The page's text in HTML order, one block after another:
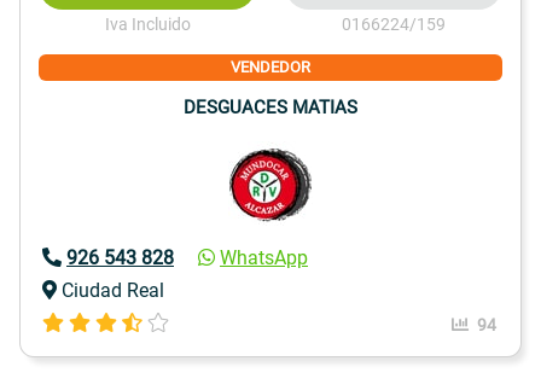
Iva Incluido 0166224/159
VENDEDOR
DESGUACES MATIAS
926 543 828
WhatsApp
Ciudad Real
94